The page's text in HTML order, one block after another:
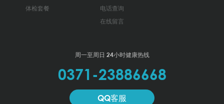
体检套餐
电话查询
在线留言
周一至周日 24小时健康热线
0371-23886668
QQ客服